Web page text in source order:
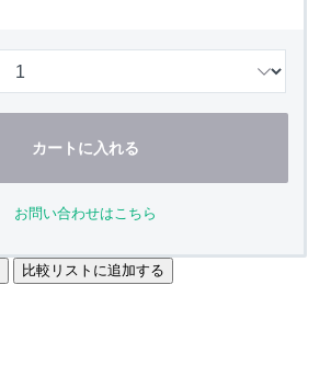
カートに入れる
お問い合わせはこちら
比較リストに追加する